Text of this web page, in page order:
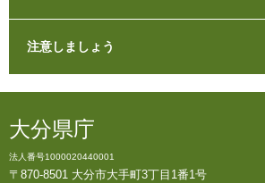
注意しましょう
大分県庁
法人番号1000020440001
〒870-8501 大分市大手町3丁目1番1号